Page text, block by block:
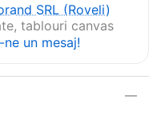
SRL (Roveli)
tablouri canvas
un mesaj!